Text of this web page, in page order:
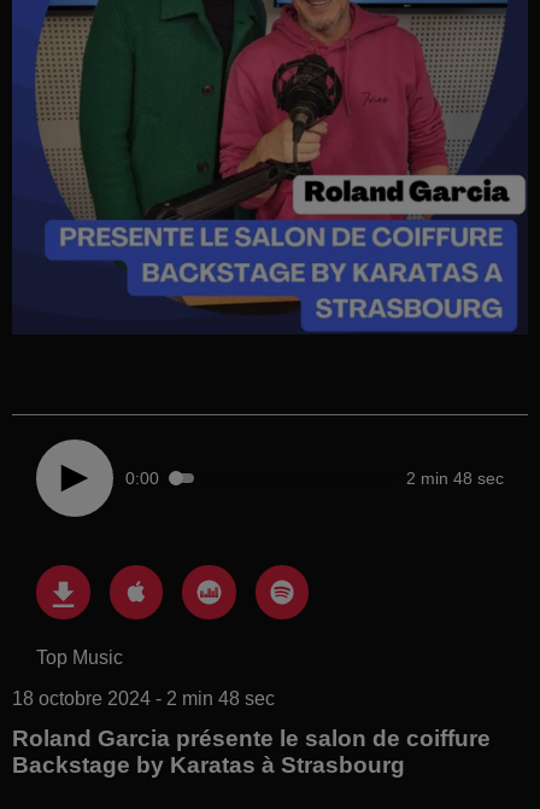
0:00 2 min 48 sec
Top Music
18 octobre 2024 - 2 min 48 sec
Roland Garcia présente le salon de coiffure
Backstage by Karatas à Strasbourg